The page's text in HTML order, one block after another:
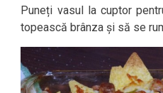
Puneți vasul la cuptor
topească brânza și să se